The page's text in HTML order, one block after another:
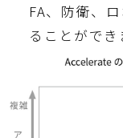
FA、防衛、
ることができ